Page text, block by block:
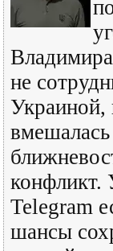
не
Украиной,
конфликт.
Telegram
шансы